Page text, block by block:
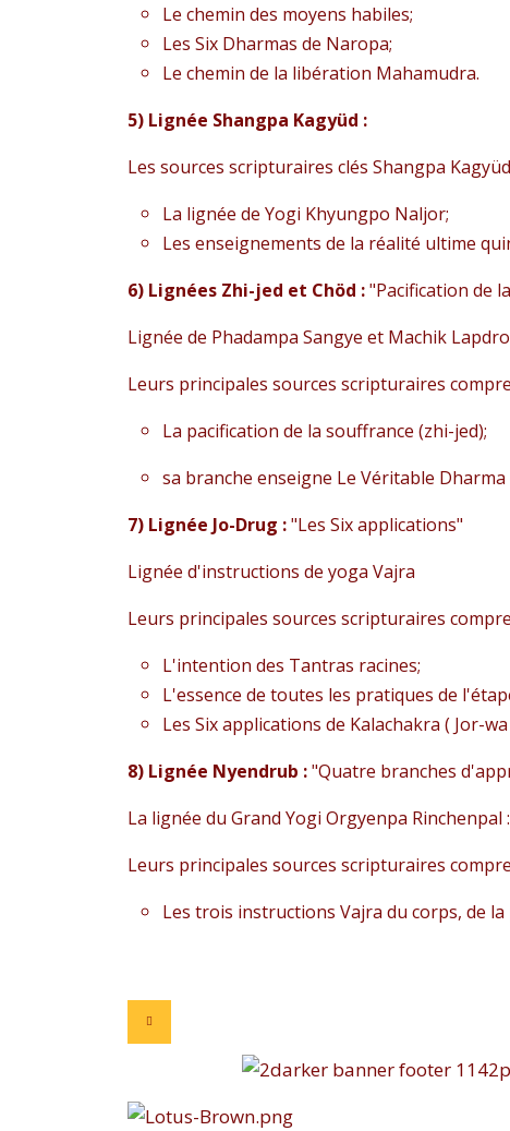
Le chemin des moyens habiles;
Les Six Dharmas de Naropa;
Le chemin de la libération Mahamudra.
5) Lignée Shangpa Kagyüd :
Les sources scripturaires clés Shangpa
La lignée de Yogi Khyungpo Naljor;
Les enseignements de la réalité ultime
6) Lignées Zhi-jed et Chöd :"Pacification de
Lignée de Phadampa Sangye et Machik
Leurs principales sources scripturaires
La pacification de la souffrance (zhi-jed);
sa branche enseigne Le Véritable
7) Lignée Jo-Drug :"Les Six applications"
Lignée d'instructions de yoga Vajra
Leurs principales sources scripturaires
L'intention des Tantras racines;
L'essence de toutes les pratiques de
Les Six applications de Kalachakra ( Jor-
8) Lignée Nyendrub :"Quatre branches
La lignée du Grand Yogi Orgyenpa Rinchenpal :
Leurs principales sources scripturaires
Les trois instructions Vajra du corps, de